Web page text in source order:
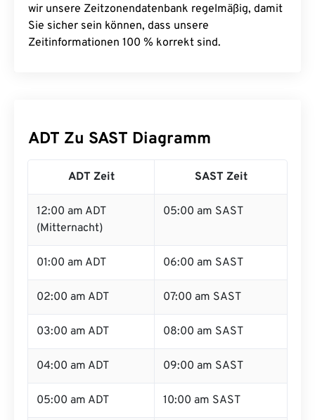
wir unsere Zeitzonendatenbank regelmäßig, damit
Sie sicher sein können, dass unsere
Zeitinformationen 100 % korrekt sind.
ADT Zu SAST Diagramm
ADT Zeit SAST Zeit
12:00 am ADT
(Mitternacht)
05:00 am SAST
01:00 am ADT 06:00 am SAST
02:00 am ADT 07:00 am SAST
03:00 am ADT 08:00 am SAST
04:00 am ADT 09:00 am SAST
05:00 am ADT 10:00 am SAST